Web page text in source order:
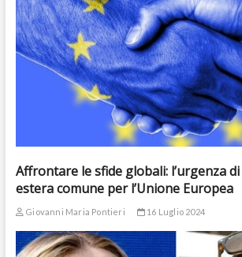
Affrontare le sfide globali: l’urgenza
estera comune per l’Unione Europea
Giovanni Maria Pontieri 16 Luglio 2024